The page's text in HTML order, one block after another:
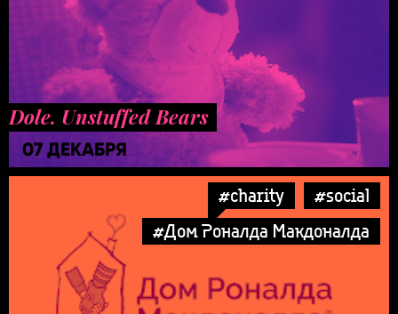
Dole. Unstuffed Bears
07 ДЕКАБРЯ
#charity
#social
#Дом Роналда Макдоналда